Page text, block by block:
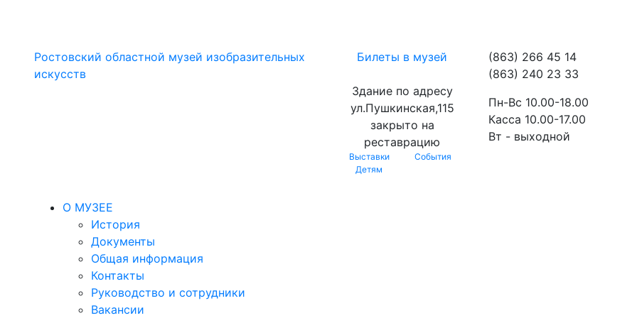
Ростовский областной музей изобразительных
искусств
Билеты в музей
Здание по адресу
ул.Пушкинская,115
закрыто на
реставрацию
Выставки
События
Детям
(863) 266 45 14
(863) 240 23 33
Пн-Вс 10.00-18.00
Касса 10.00-17.00
Вт - выходной
О МУЗЕЕ
История
Документы
Общая информация
Контакты
Руководство и сотрудники
Вакансии